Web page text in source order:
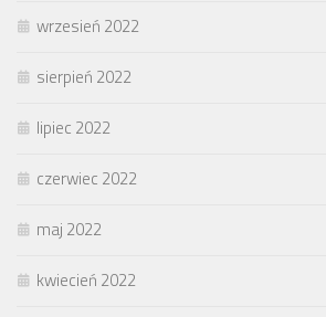
wrzesień 2022
sierpień 2022
lipiec 2022
czerwiec 2022
maj 2022
kwiecień 2022